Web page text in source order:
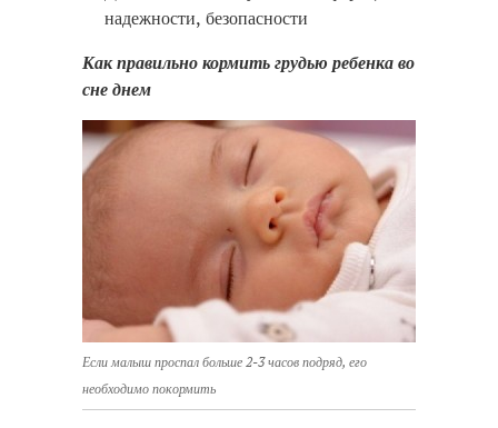
надежности, безопасности
Как правильно кормить грудью ребенка во
сне днем
Если малыш проспал больше 2-3 часов подряд, его
необходимо покормить